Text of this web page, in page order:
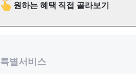
원하는 혜택 직접 골라보기
특별서비스